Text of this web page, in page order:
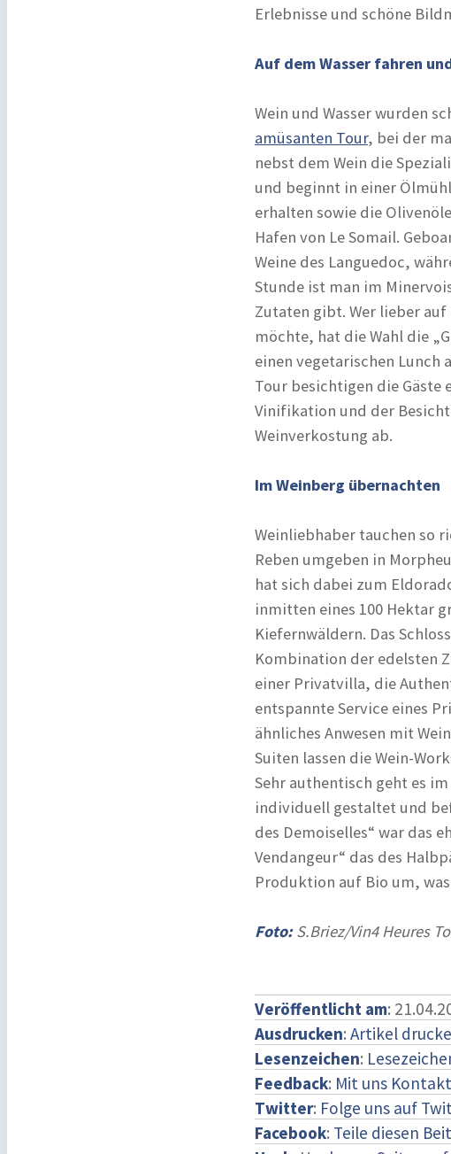
Erlebnisse und schöne
Auf dem Wasser fahren
Wein und Wasser wurden
amüsanten Tour, bei der
nebst dem Wein die
und beginnt in einer
erhalten sowie die
Hafen von Le Somail.
Weine des Languedoc,
Stunde ist man im
Zutaten gibt. Wer lieber
möchte, hat die Wahl die
einen vegetarischen
Tour besichtigen die Gäste
Vinifikation und der
Weinverkostung ab.
Im Weinberg übernachten
Weinliebhaber tauchen so
Reben umgeben in
hat sich dabei zum
inmitten eines 100 Hektar
Kiefernwäldern. Das
Kombination der edelsten
einer Privatvilla, die
entspannte Service eines
ähnliches Anwesen mit
Suiten lassen die Wein-
Sehr authentisch geht es im
individuell gestaltet und
des Demoiselles“ war das
Vendangeur“ das des
Produktion auf Bio um,
Foto:S.Briez/Vin4 Heures
Veröffentlicht am:
Ausdrucken: Artikel
Lesenzeichen:
Feedback: Mit uns
Twitter: Folge uns auf
Facebook: Teile diesen